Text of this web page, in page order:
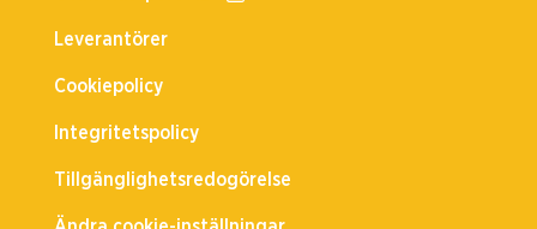
Leverantörer
Cookiepolicy
Integritetspolicy
Tillgänglighetsredogörelse